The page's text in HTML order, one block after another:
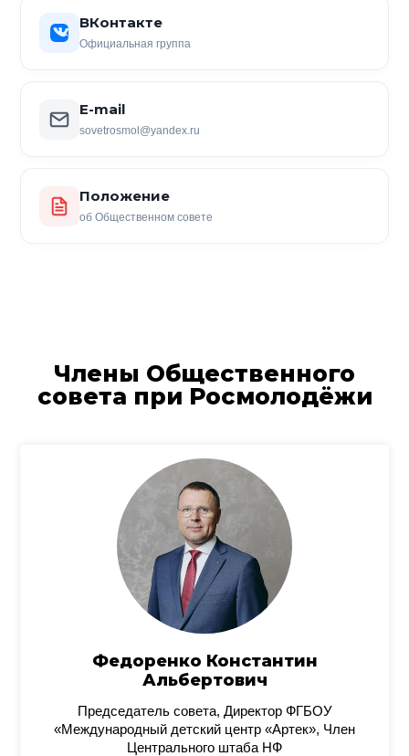
ВКонтакте
Официальная группа
E-mail
sovetrosmol@yandex.ru
Положение
об Общественном совете
Члены Общественного
совета при Росмолодёжи
Федоренко Константин
Альбертович
Председатель совета, Директор ФГБОУ
«Международный детский центр «Артек», Член
Центрального штаба НФ